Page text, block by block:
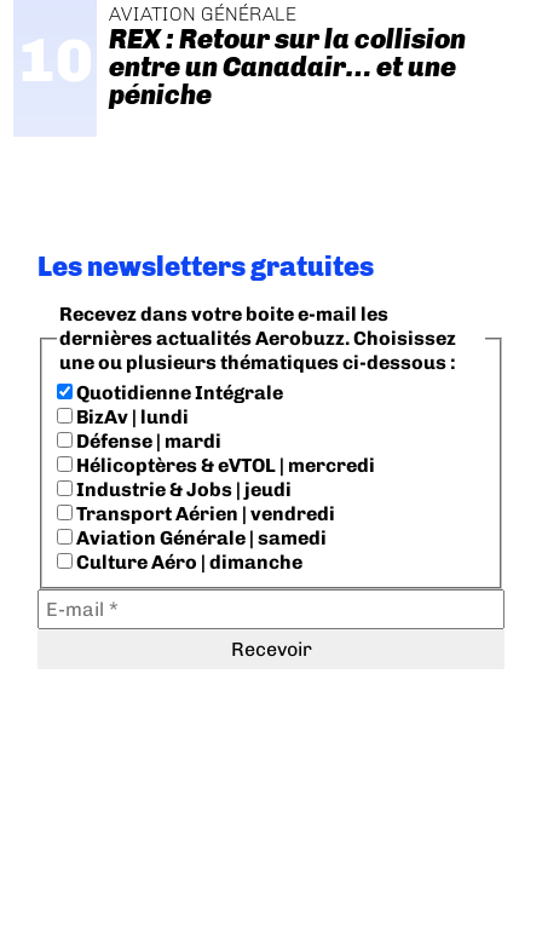
AVIATION GÉNÉRALE
REX : Retour sur la collision
entre un Canadair… et une
péniche
Les newsletters gratuites
Recevez dans votre boite e-mail les
dernières actualités Aerobuzz. Choisissez
une ou plusieurs thématiques ci-dessous :
Quotidienne Intégrale
BizAv | lundi
Défense | mardi
Hélicoptères & eVTOL | mercredi
Industrie & Jobs | jeudi
Transport Aérien | vendredi
Aviation Générale | samedi
Culture Aéro | dimanche